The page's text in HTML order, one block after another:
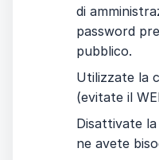
di
password
pubblico.
Utilizzate la
(evitate il
Disattivate
ne avete